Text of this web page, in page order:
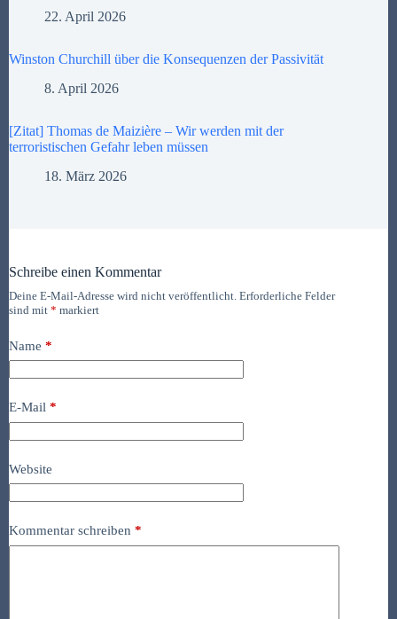
22. April 2026
Winston Churchill über die Konsequenzen der Passivität
8. April 2026
[Zitat] Thomas de Maizière – Wir werden mit der
terroristischen Gefahr leben müssen
18. März 2026
Schreibe einen Kommentar
Deine E-Mail-Adresse wird nicht veröffentlicht. Erforderliche Felder
sind mit * markiert
Name *
E-Mail *
Website
Kommentar schreiben *